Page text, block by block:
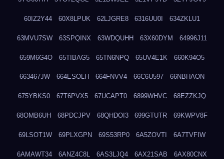
60IZ2Y44 60X8LPUK 62LJGRE8 6316UU0I 634ZKLU1
63MVU7SW 63SPQINX 63WDQUHH 63X60DYM 64996J11
659M6G4O 65TIBAG5 65TN6NPQ 65UV4E1K 660K94O5
663467JW 664ESOLH 664FNVV4 66C6U597 66NBHAON
675YBKS0 67T6PVX5 67UCAPT0 6899WHVC 68EZZKJQ
68OMB6UH 68PDCJPV 68QHDOI3 699GTUTR 69KWPV8F
69LSOT1W 69PLXGPN 69S53RP0 6A5ZOVTI 6A7TVFIW
6AMAWT34 6ANZ4C8L 6AS3LJQ4 6AX21SAB 6AX80CNX